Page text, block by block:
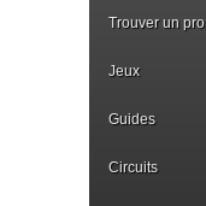
Trouver un pro
Jeux
Guides
Circuits